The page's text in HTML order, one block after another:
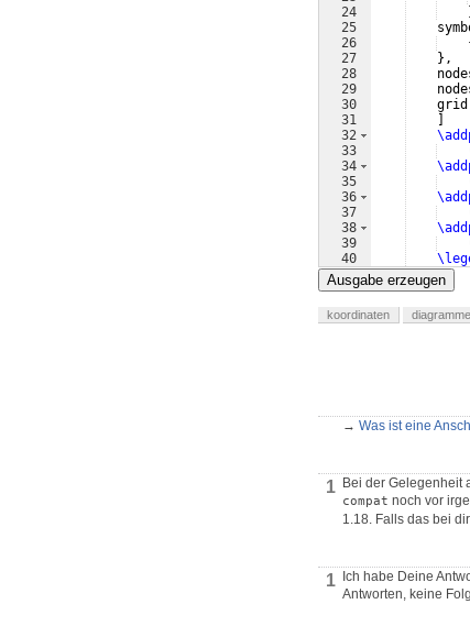
24
25
26
27
28
29
30
31
32
33
34
35
36
37
38
39
40
41
} ,
\end{axis
Ausgabe erzeugen
koordinaten diagramme
→ Was ist eine
1 Bei der Gelegenheit
compat noch vor
1.18. Falls das bei
1
Ich habe Deine
Antworten, keine